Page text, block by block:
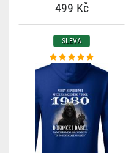
499 Kč
SLEVA